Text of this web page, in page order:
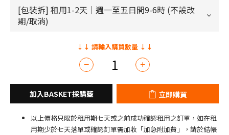
立即購買
以上價格只限於租用期七天或之前成功確認租用之訂單，如在租
用期少於七天落單或確認訂單需加收「加急附加費」，請於結帳